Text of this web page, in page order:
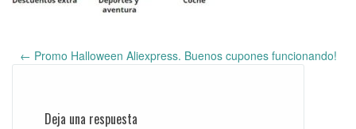
Post
← Promo Halloween Aliexpress. Buenos cupones funcionando!
Deja una respuesta